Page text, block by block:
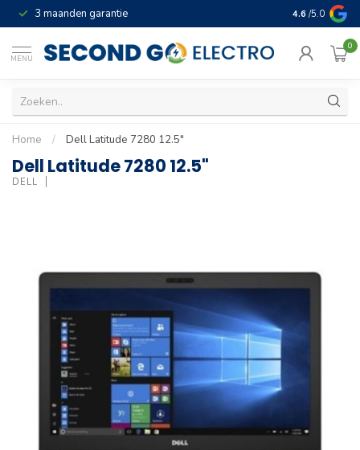
3 maanden garantie Geld terug
4.6 /5.0
MENU
0
Home / Dell Latitude 7280 12.5"
Dell Latitude 7280 12.5"
DELL